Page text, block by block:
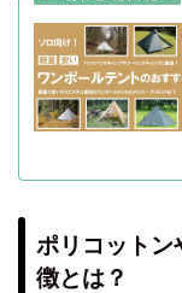
ポリコットン
徴とは？